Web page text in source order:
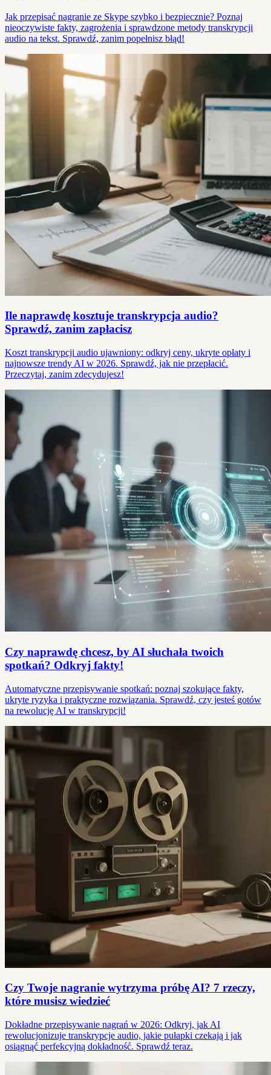
Jak przepisać nagranie ze Skype szybko i bezpiecznie? Poznaj
nieoczywiste fakty, zagrożenia i sprawdzone metody transkrypcji
audio na tekst. Sprawdź, zanim popełnisz błąd!
Ile naprawdę kosztuje transkrypcja audio?
Sprawdź, zanim zapłacisz
Koszt transkrypcji audio ujawniony: odkryj ceny, ukryte opłaty i
najnowsze trendy AI w 2026. Sprawdź, jak nie przepłacić.
Przeczytaj, zanim zdecydujesz!
Czy naprawdę chcesz, by AI słuchała twoich
spotkań? Odkryj fakty!
Automatyczne przepisywanie spotkań: poznaj szokujące fakty,
ukryte ryzyka i praktyczne rozwiązania. Sprawdź, czy jesteś gotów
na rewolucję AI w transkrypcji!
Czy Twoje nagranie wytrzyma próbę AI? 7 rzeczy,
które musisz wiedzieć
Dokładne przepisywanie nagrań w 2026: Odkryj, jak AI
rewolucjonizuje transkrypcje audio, jakie pułapki czekają i jak
osiągnąć perfekcyjną dokładność. Sprawdź teraz.